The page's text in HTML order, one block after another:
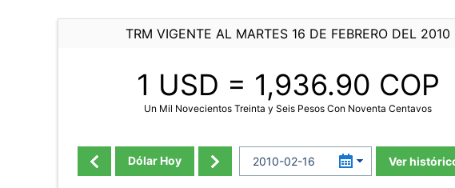
TRM VIGENTE AL MARTES 16 DE FEBRERO DEL 2010
1 USD = 1,936.90 COP
Un Mil Novecientos Treinta y Seis Pesos Con Noventa Centavos
Dólar Hoy Ver